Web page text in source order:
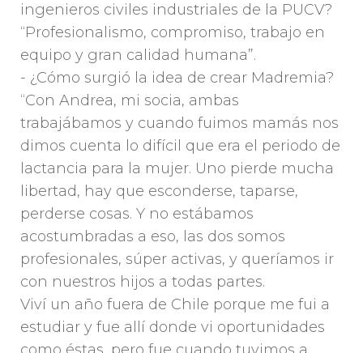
ingenieros civiles industriales de la PUCV?
“Profesionalismo, compromiso, trabajo en
equipo y gran calidad humana”.
- ¿Cómo surgió la idea de crear Madremia?
“Con Andrea, mi socia, ambas
trabajábamos y cuando fuimos mamás nos
dimos cuenta lo difícil que era el periodo de
lactancia para la mujer. Uno pierde mucha
libertad, hay que esconderse, taparse,
perderse cosas. Y no estábamos
acostumbradas a eso, las dos somos
profesionales, súper activas, y queríamos ir
con nuestros hijos a todas partes.
Viví un año fuera de Chile porque me fui a
estudiar y fue allí donde vi oportunidades